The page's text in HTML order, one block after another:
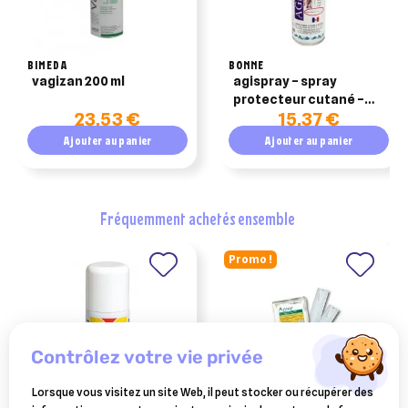
BIMEDA
vagizan 200 ml
23,53 €
Ajouter au panier
BONNE
agispray – spray
protecteur cutané –
15,37 €
Ajouter au panier
fréquemment achetés ensemble
Promo !
contrôlez votre vie privée
Lorsque vous visitez un site Web, il peut stocker ou récupérer des